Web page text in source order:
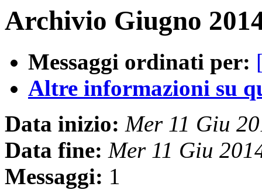
Archivio Giugno
Messaggi ordinati per:
Altre informazioni su
Data inizio: Mer 11 Giu
Data fine: Mer 11 Giu
Messaggi: 1